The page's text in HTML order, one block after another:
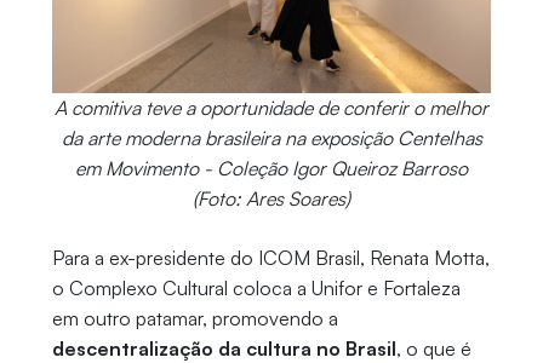
A comitiva teve a oportunidade de conferir o melhor
da arte moderna brasileira na exposição Centelhas
em Movimento - Coleção Igor Queiroz Barroso
(Foto: Ares Soares)
Para a ex-presidente do ICOM Brasil, Renata Motta,
o Complexo Cultural coloca a Unifor e Fortaleza
em outro patamar, promovendo a
descentralização da cultura no Brasil, o que é